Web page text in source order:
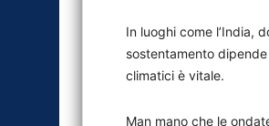
In luoghi come l’India,
sostentamento
climatici è vitale.
Man mano che le